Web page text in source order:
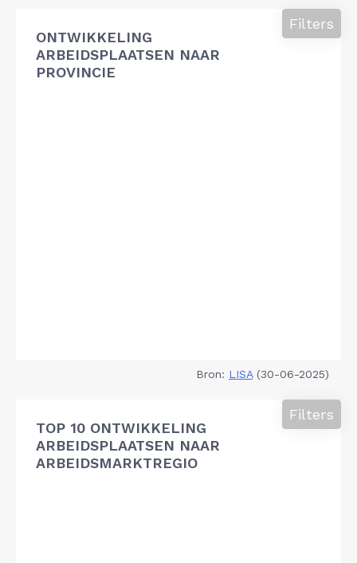
ONTWIKKELING
ARBEIDSPLAATSEN NAAR
PROVINCIE
Filters
Bron: LISA(30-06-2025)
TOP 10 ONTWIKKELING
ARBEIDSPLAATSEN NAAR
ARBEIDSMARKTREGIO
Filters